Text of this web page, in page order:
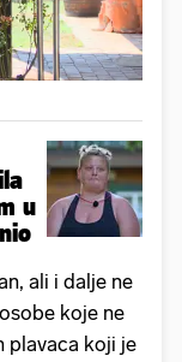
u
ali i dalje ne
koje ne
plavaca koji je